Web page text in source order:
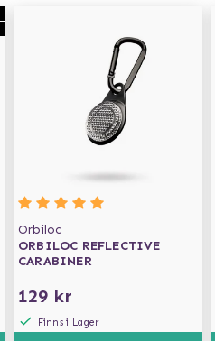
Orbiloc
ORBILOC REFLECTIVE
CARABINER
129 kr
Finns i Lager